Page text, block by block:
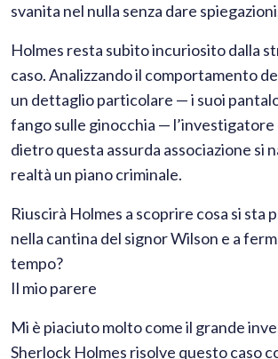
svanita nel nulla senza dare
Holmes resta subito incuriosito dalla
caso. Analizzando il comportamento
un dettaglio particolare — i suoi
fango sulle ginocchia — l’investigatore
dietro questa assurda associazione si
realtà un piano criminale.
Riuscirà Holmes a scoprire cosa si sta
nella cantina del signor Wilson e a
tempo?
Il mio parere
Mi è piaciuto molto come il grande
Sherlock Holmes risolve questo caso